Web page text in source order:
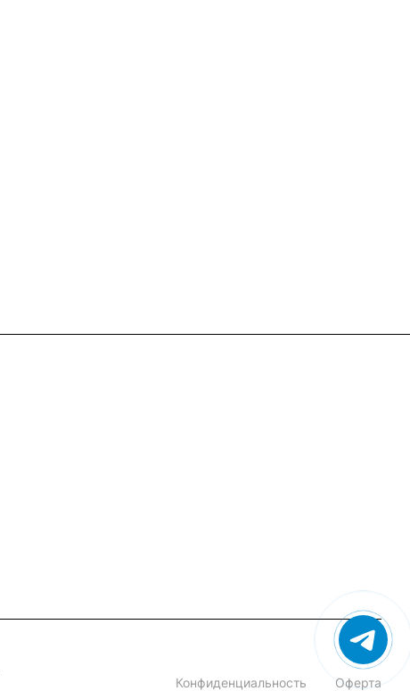
Конфиденциальность Оферта